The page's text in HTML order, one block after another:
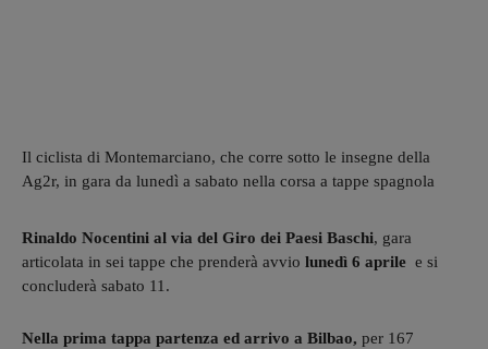
Il ciclista di Montemarciano, che corre sotto le insegne della
Ag2r, in gara da lunedì a sabato nella corsa a tappe spagnola
Rinaldo Nocentini al via del Giro dei Paesi Baschi, gara
articolata in sei tappe che prenderà avvio lunedì 6 aprile e si
concluderà sabato 11.
Nella prima tappa partenza ed arrivo a Bilbao, per 167